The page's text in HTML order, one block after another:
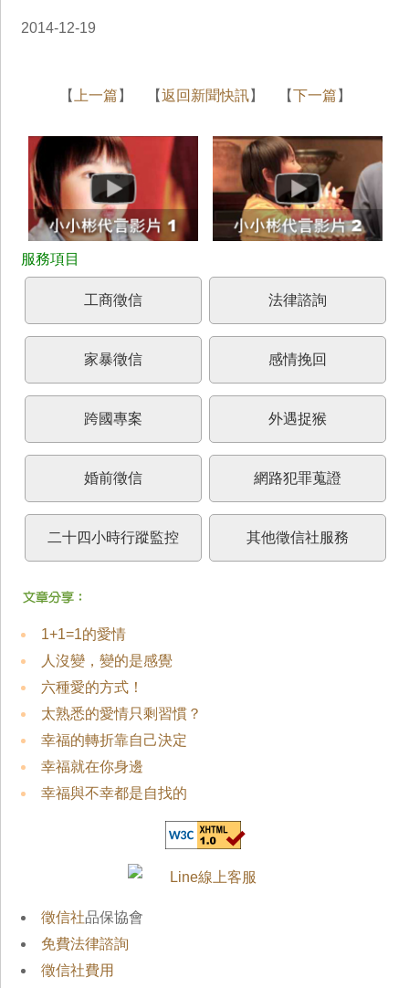
2014-12-19
【 上一篇 】 【返回新聞快訊】 【下一篇 】
工商徵信 法律諮詢
家暴徵信 感情挽回
跨國專案 外遇捉猴
婚前徵信 網路犯罪蒐證
二十四小時行蹤監控 其他徵信社服務
1+1=1的愛情
人沒變，變的是感覺
六種愛的方式！
太熟悉的愛情只剩習慣？
幸福的轉折靠自己決定
幸福就在你身邊
幸福與不幸都是自找的
徵信社品保協會
免費法律諮詢
徵信社費用